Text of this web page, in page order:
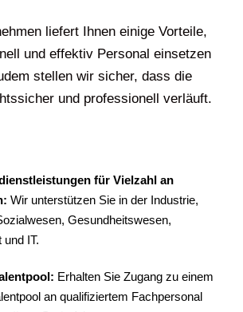
liefert Ihnen einige Vorteile,
und effektiv Personal einsetzen
stellen wir sicher, dass die
und professionell verläuft.
für Vielzahl an
Wir unterstützen Sie in der Industrie,
Gesundheitswesen,
IT.
Erhalten Sie Zugang zu einem
an qualifiziertem Fachpersonal